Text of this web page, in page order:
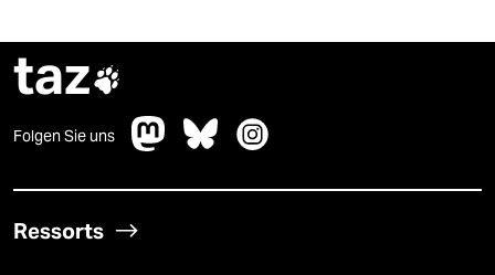
taz
Folgen Sie uns
Ressorts